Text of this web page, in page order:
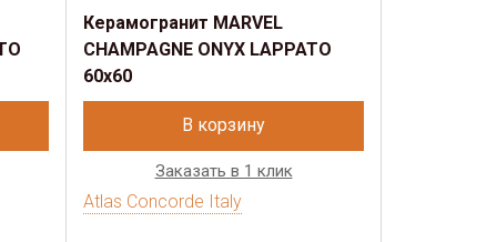
Керамогранит MARVEL
CHAMPAGNE ONYX LAPPATO
60x60
В корзину
Заказать в 1 клик
Atlas Concorde Italy